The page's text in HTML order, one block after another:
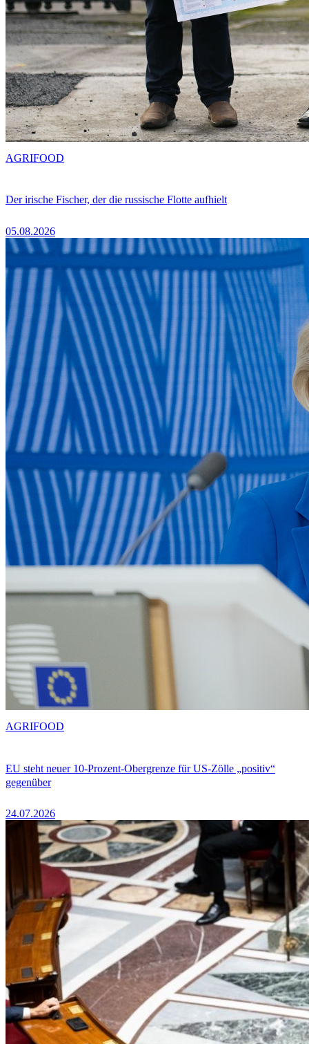
Der irische Fischer, der die russische Flotte aufhielt
05.08.2026
AGRIFOOD
EU steht neuer 10-Prozent-Obergrenze für US-Zölle „positiv“
gegenüber
24.07.2026
AGRIFOOD